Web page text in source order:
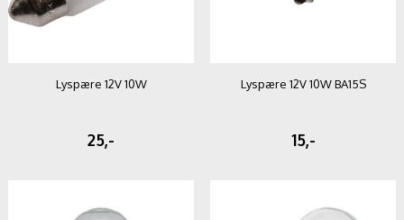
Lyspære 12V 10W
25,-
Lyspære 12V 10W BA15S
15,-